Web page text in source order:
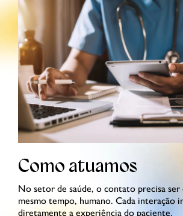
Como atuamos
No setor de saúde, o contato precisa
mesmo tempo, humano. Cada interação
diretamente a experiência do paciente.